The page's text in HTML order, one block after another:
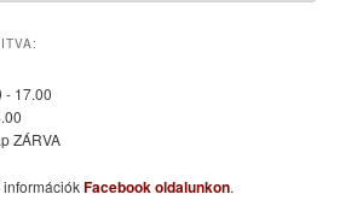
- 17.00
ZÁRVA
információkFacebook oldalunkon.